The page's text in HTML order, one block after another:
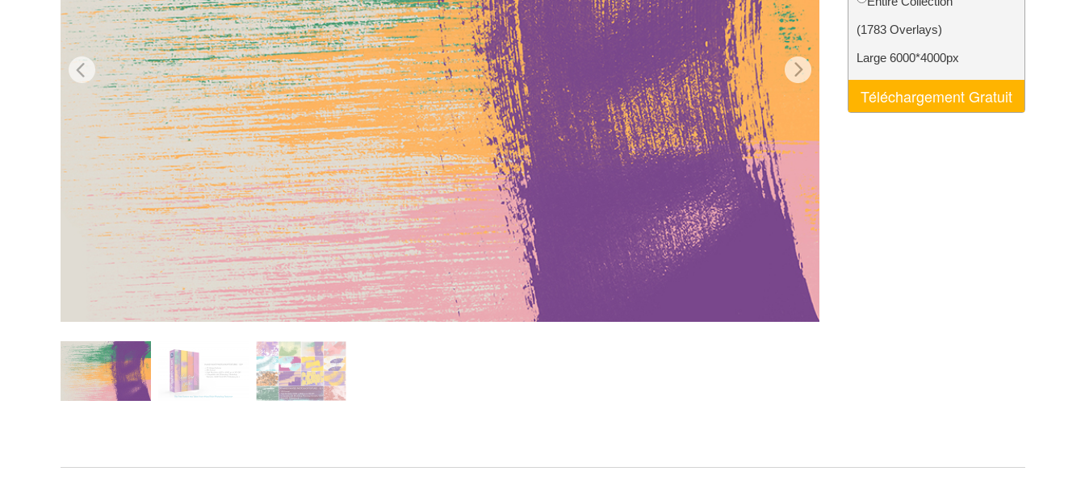
Services de retouche de produits Services de retouche de bijoux Données d'Entraînement IA Video Editing Services
(1783 Overlays)
Large 6000*4000px
Téléchargement Gratuit